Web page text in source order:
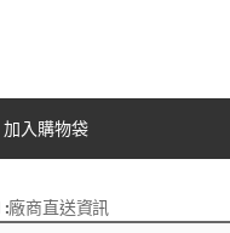
加入購物袋
:廠商直送資訊